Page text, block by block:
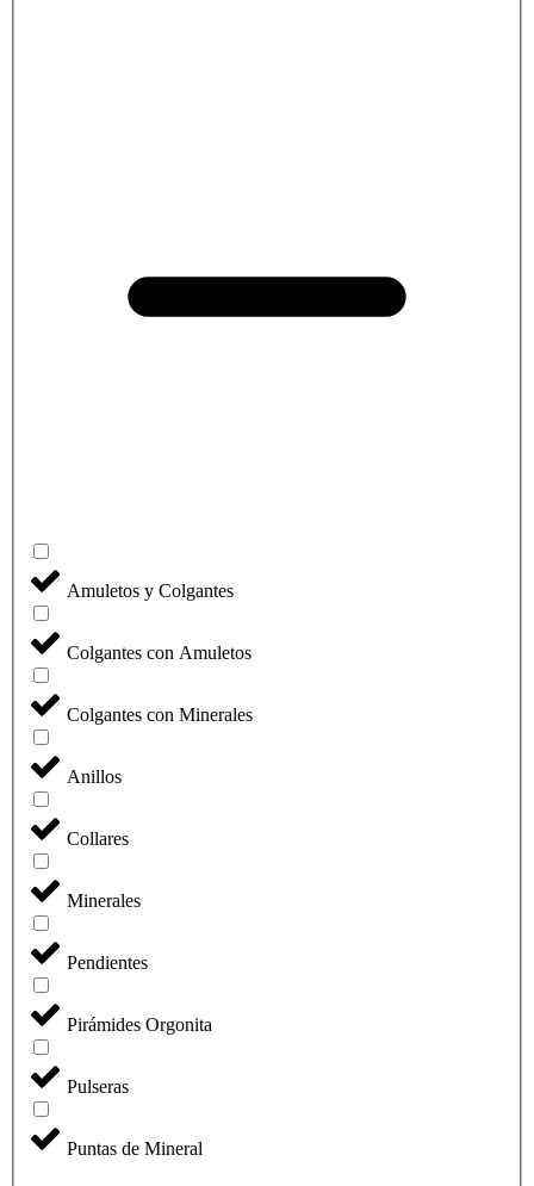
Amuletos y Colgantes
Colgantes con Amuletos
Colgantes con Minerales
Anillos
Collares
Minerales
Pendientes
Pirámides Orgonita
Pulseras
Puntas de Mineral